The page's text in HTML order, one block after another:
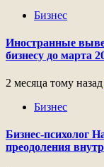
Бизнес
Иностранные
бизнесу до марта
2 месяца тому назад
Бизнес
Бизнес-психолог
преодоления